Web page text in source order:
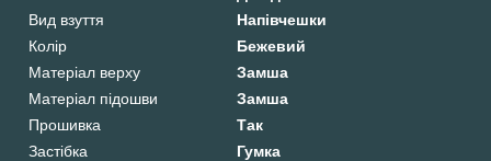
Вид взуття
Напівчешки
Колір
Бежевий
Матеріал верху
Замша
Матеріал підошви
Замша
Прошивка
Так
Застібка
Гумка